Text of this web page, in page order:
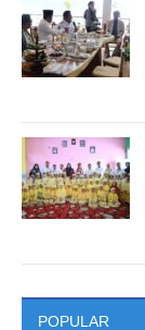
POPULAR